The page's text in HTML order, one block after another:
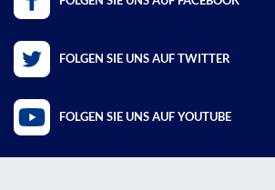
FOLGEN SIE UNS AUF TWITTER
FOLGEN SIE UNS AUF YOUTUBE